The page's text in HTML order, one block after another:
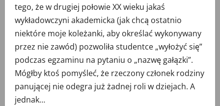
tego, że w drugiej połowie XX wieku jakaś
wykładowczyni akademicka (jak chcą ostatnio
niektóre moje koleżanki, aby określać wykonywany
przez nie zawód) pozwoliła studentce „wyłożyć się”
podczas egzaminu na pytaniu o „nazwę gałązki”.
Mógłby ktoś pomyśleć, że rzeczony członek rodziny
panującej nie odegra już żadnej roli w dziejach. A
jednak…